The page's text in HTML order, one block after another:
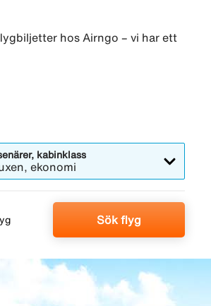
hos Airngo – vi har ett
kabinklass
ekonomi
Sök flyg